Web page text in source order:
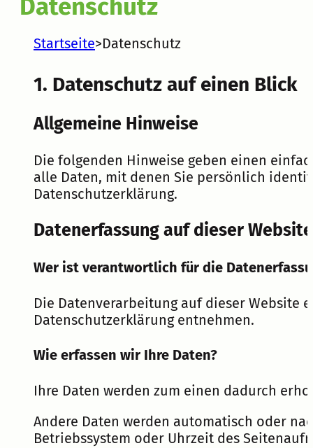
Datenschutz
Startseite>Datenschutz
1. Datenschutz auf einen Blick
Allgemeine Hinweise
Die folgenden Hinweise geben einen
alle Daten, mit denen Sie persönlich
Datenschutzerklärung.
Datenerfassung auf dieser Website
Wer ist verantwortlich für die
Die Datenverarbeitung auf dieser Website
Datenschutzerklärung entnehmen.
Wie erfassen wir Ihre Daten?
Ihre Daten werden zum einen dadurch
Andere Daten werden automatisch oder
Betriebssystem oder Uhrzeit des